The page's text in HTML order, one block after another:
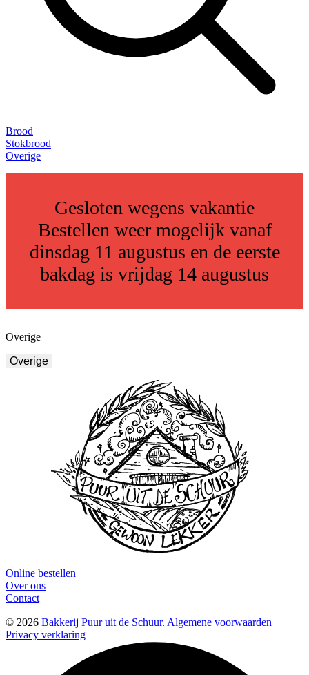
Brood
Stokbrood
Overige
Gesloten wegens vakantie
Bestellen weer mogelijk vanaf
dinsdag 11 augustus en de eerste
bakdag is vrijdag 14 augustus
Overige
Overige
Online bestellen
Over ons
Contact
© 2026 Bakkerij Puur uit de Schuur. Algemene voorwaarden
Privacy verklaring